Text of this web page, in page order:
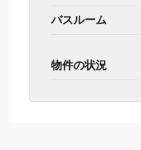
バスルーム
物件の状況